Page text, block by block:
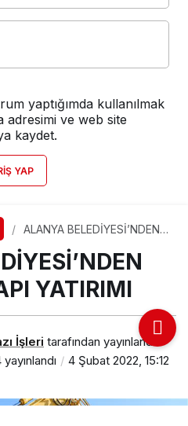
yaptığımda kullanılmak
adresimi ve web site
kaydet.
YAP
ALANYA BELEDİYESİ’NDEN
YATIRIMI
İşleri tarafından yayınlandı
yayınlandı
4 Şubat 2022, 15:12